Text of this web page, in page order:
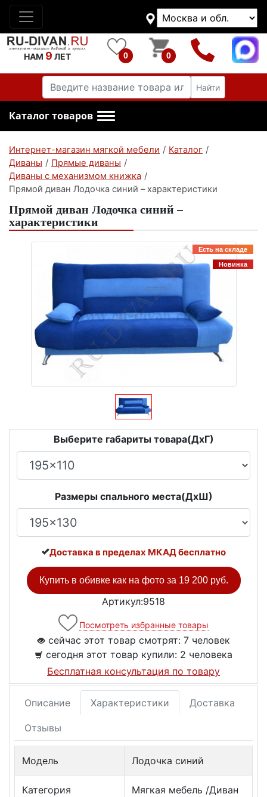
НАМ 9 ЛЕТ 0 0
Найти
Каталог товаров
Интернет-магазин мягкой мебели / Каталог /
Диваны / Прямые диваны /
Диваны с механизмом книжка /
Прямой диван Лодочка синий – характеристики
Прямой диван Лодочка синий –
характеристики
Есть на складе
Новинка
Выберите габариты товара(ДxГ)
Размеры спального места(ДxШ)
Доставка в пределах МКАД бесплатно
Купить в обивке как на фото за 19 200 руб.
Артикул:9518
Посмотреть избранные товары
сейчас этот товар смотрят: 7 человек
сегодня этот товар купили: 2 человека
Бесплатная консультация по товару
Описание Характеристики Доставка
Отзывы
Модель Лодочка синий
Категория
Мягкая мебель /Диван